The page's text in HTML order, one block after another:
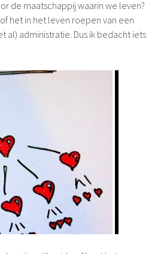
de maatschappij waarin we leven?
het in het leven roepen van een
al) administratie. Dus ik bedacht iets